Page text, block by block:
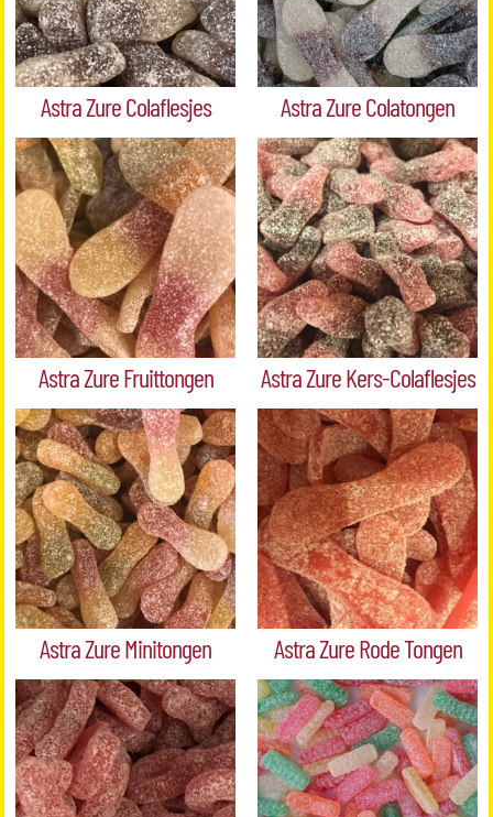
Astra Zure Colaflesjes Astra Zure Colatongen
Astra Zure Fruittongen Astra Zure Kers-Colaflesjes
Astra Zure Minitongen Astra Zure Rode Tongen